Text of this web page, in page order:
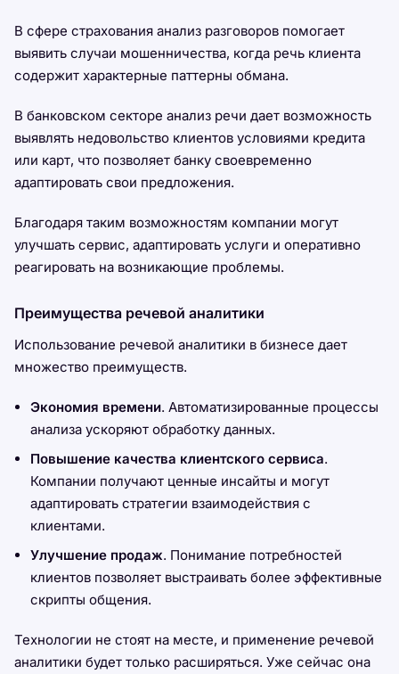
В сфере страхования анализ разговоров помогает
выявить случаи мошенничества, когда речь клиента
содержит характерные паттерны обмана.
В банковском секторе анализ речи дает возможность
выявлять недовольство клиентов условиями кредита
или карт, что позволяет банку своевременно
адаптировать свои предложения.
Благодаря таким возможностям компании могут
улучшать сервис, адаптировать услуги и оперативно
реагировать на возникающие проблемы.
Преимущества речевой аналитики
Использование речевой аналитики в бизнесе дает
множество преимуществ.
Экономия времени. Автоматизированные процессы
анализа ускоряют обработку данных.
Повышение качества клиентского сервиса.
Компании получают ценные инсайты и могут
адаптировать стратегии взаимодействия с
клиентами.
Улучшение продаж. Понимание потребностей
клиентов позволяет выстраивать более эффективные
скрипты общения.
Технологии не стоят на месте, и применение речевой
аналитики будет только расширяться. Уже сейчас она